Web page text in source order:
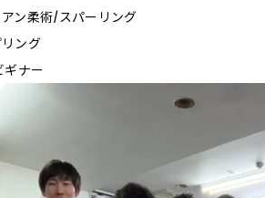
ン柔術/スパーリング
ング
ナー